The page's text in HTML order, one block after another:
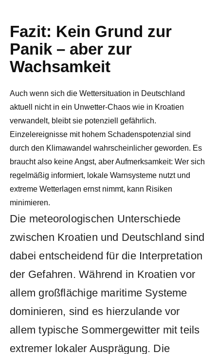
Fazit: Kein Grund zur
Panik – aber zur
Wachsamkeit
Auch wenn sich die Wettersituation in Deutschland
aktuell nicht in ein Unwetter-Chaos wie in Kroatien
verwandelt, bleibt sie potenziell gefährlich.
Einzelereignisse mit hohem Schadenspotenzial sind
durch den Klimawandel wahrscheinlicher geworden. Es
braucht also keine Angst, aber Aufmerksamkeit: Wer sich
regelmäßig informiert, lokale Warnsysteme nutzt und
extreme Wetterlagen ernst nimmt, kann Risiken
minimieren.
Die meteorologischen Unterschiede
zwischen Kroatien und Deutschland sind
dabei entscheidend für die Interpretation
der Gefahren. Während in Kroatien vor
allem großflächige maritime Systeme
dominieren, sind es hierzulande vor
allem typische Sommergewitter mit teils
extremer lokaler Ausprägung. Die